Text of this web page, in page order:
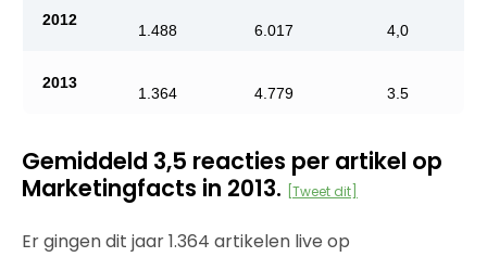
2012
1.488 6.017 4,0
2013
1.364 4.779 3.5
Gemiddeld 3,5 reacties per artikel op
Marketingfacts in 2013.
[Tweet dit]
Er gingen dit jaar 1.364 artikelen live op